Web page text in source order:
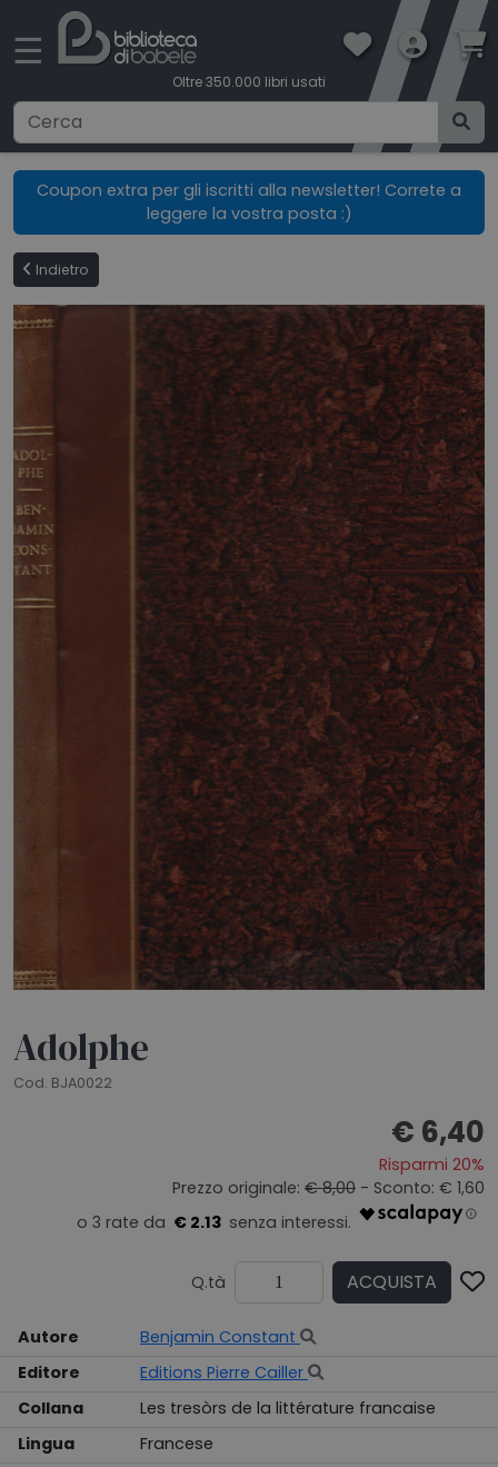
☰
Oltre 350.000 libri usati
Ricerca avanzata
CONDIZIONI DI VENDITA
BOOKLOVERS CARD
CONTATTI
HOME
Coupon extra per gli iscritti alla newsletter! Correte a
leggere la vostra posta :)
Indietro
Adolphe
Cod. BJA0022
€ 6,40
Risparmi 20%
Prezzo originale: € 8,00 - Sconto: € 1,60
€ 2.13
Q.tà ACQUISTA
Autore
Benjamin Constant
Editore
Editions Pierre Cailler
Collana
Les tresòrs de la littérature francaise
Lingua
Francese